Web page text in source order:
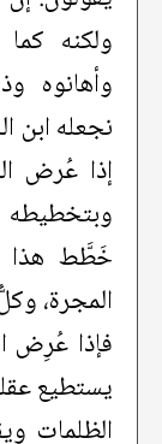
ولكنه
وأهانوه
نجعله ابن
إذا عُرض
خَطَّط هذا
المجرة،
فإذا عُرِض
يستطيع
الظلمات